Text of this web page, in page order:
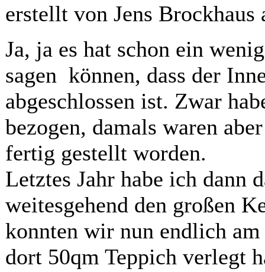
erstellt von Jens Brockhaus
Ja, ja es hat schon ein
sagen können, dass der
abgeschlossen ist. Zwar
bezogen, damals waren
fertig gestellt worden.
Letztes Jahr habe ich dann
weitesgehend den großen
konnten wir nun endlich
dort 50qm Teppich verlegt